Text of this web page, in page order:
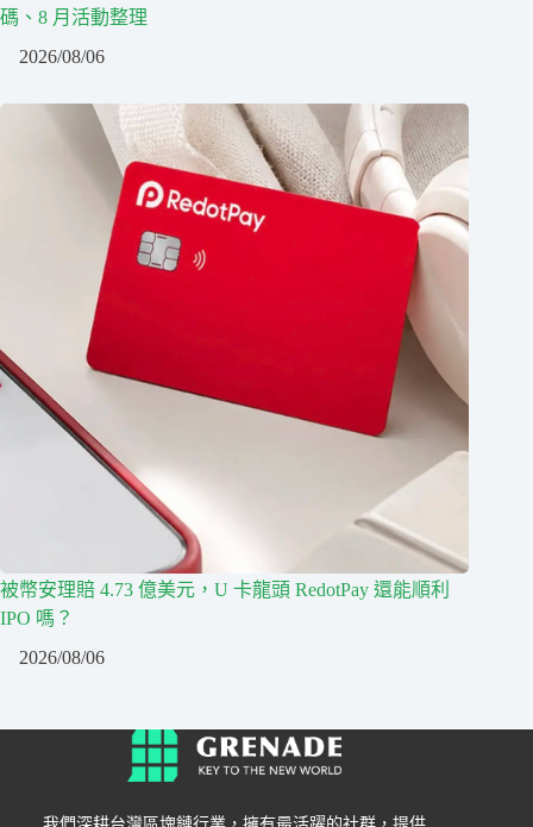
碼、8 月活動整理
2026/08/06
被幣安理賠 4.73 億美元，U 卡龍頭 RedotPay 還能順利
IPO 嗎？
2026/08/06